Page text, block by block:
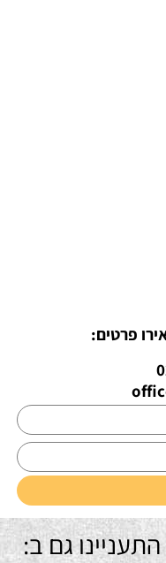
פרטים:
גם ב: